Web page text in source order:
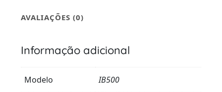
AVALIAÇÕES (0)
Informação adicional
Modelo IB500